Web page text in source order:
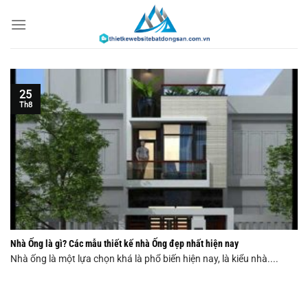
đến
Nhà Ống là gì? Các mẫu thiết kế nhà Ống đẹp nhất hiện nay
Nhà ống là một lựa chọn khá là phổ biến hiện nay, là kiểu nhà....
25
Th8